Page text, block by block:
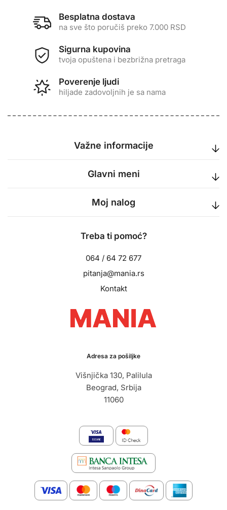
Besplatna dostava
na sve što poručiš preko 7.000 RSD
Sigurna kupovina
tvoja opuštena i bezbrižna pretraga
Poverenje ljudi
hiljade zadovoljnih je sa nama
Važne informacije
Glavni meni
Moj nalog
Treba ti pomoć?
064 / 64 72 677
pitanja@mania.rs
Kontakt
Adresa za pošiljke
Višnjička 130, Palilula
Beograd, Srbija
11060